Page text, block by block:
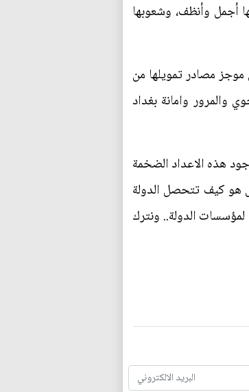
أجمل وأنظف، وشعوبها
موجز مصادر تمويلها من
الجوي والمرور وامانة بغداد
هذه الاعداد الضخمة
هو كيف تتحصل الدولة
الدولة.. ونترك